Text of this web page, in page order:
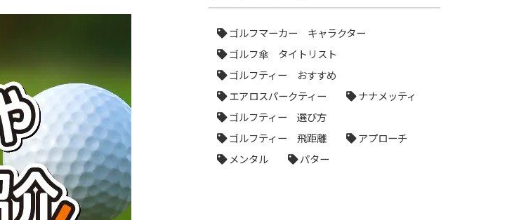
ゴルフマーカー キャラクター
ゴルフ傘 タイトリスト
ゴルフティー おすすめ
エアロスパークティー
ナナメッティ
ゴルフティー 選び方
ゴルフティー 飛距離
アプローチ
メンタル
パター